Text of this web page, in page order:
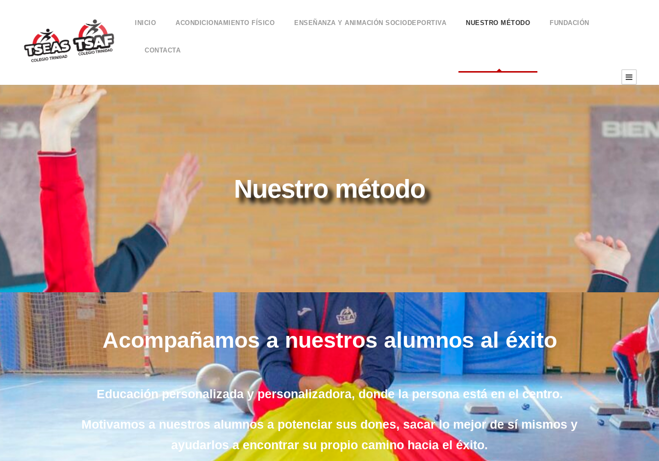
INICIO ACONDICIONAMIENTO FÍSICO ENSEÑANZA Y ANIMACIÓN SOCIODEPORTIVA NUESTRO MÉTODO FUNDACIÓN
CONTACTA
Nuestro método
Acompañamos a nuestros alumnos al éxito
Educación personalizada y personalizadora, donde la persona está en el centro.
Motivamos a nuestros alumnos a potenciar sus dones, sacar lo mejor de sí mismos y
ayudarlos a encontrar su propio camino hacia el éxito.